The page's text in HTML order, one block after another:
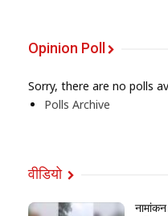
Opinion Poll
Sorry, there are no polls
Polls Archive
वीडियो